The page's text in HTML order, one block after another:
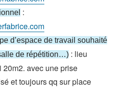
:
d’espace de travail souhaité
de répétition…) : lieu
avec une prise
et toujours qq sur place